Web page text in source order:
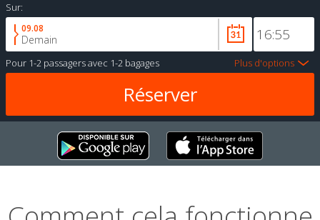
Sur:
09.08
Demain
Pour 1-2 passagersavec 1-2 bagages Plus d'options